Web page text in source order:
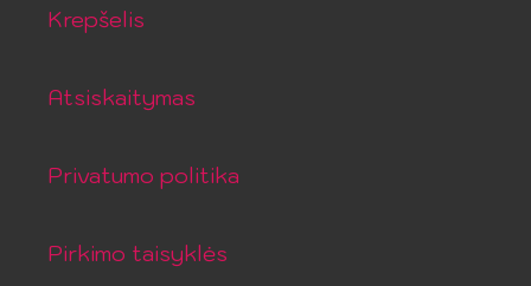
Krepšelis
Atsiskaitymas
Privatumo politika
Pirkimo taisyklės